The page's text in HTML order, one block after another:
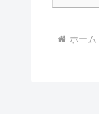
ホーム